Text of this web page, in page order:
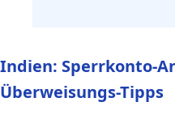
Indien: Sperrkonto-
Überweisungs-Tipps